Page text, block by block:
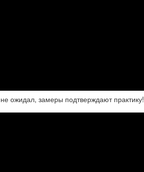
ожидал, замеры подтверждают практику!